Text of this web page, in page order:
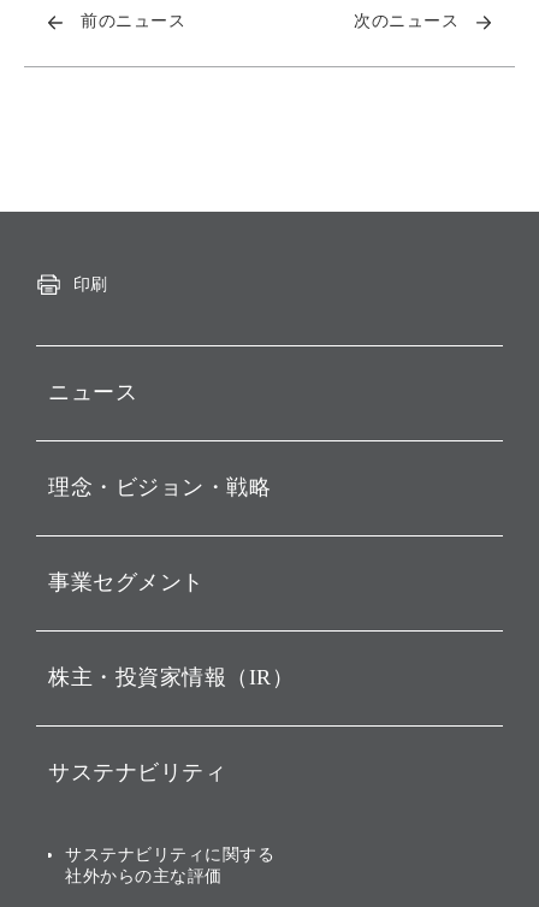
前のニュース 次のニュース
印刷
ニュース
お知らせ
動画配信
理念・ビジョン・戦略
経営理念
ビジョン
戦略
バリュー
ソフトバンクグループの歩
[AI] What dreams are made
事業セグメント
ソフトバンク・ビジョン・
その他
グループ企業一覧
株主・投資家情報（IR）
IRカレンダー
業績・財務
サステナビリティ
トップメッセージ
サステナビリティに関する
社外からの主な評価